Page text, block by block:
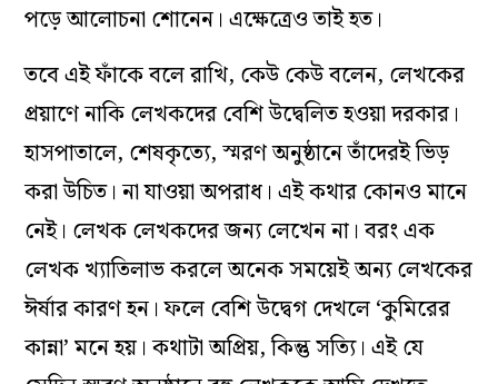
পড়ে আলোচনা শোনেন। এক্ষেত্রেও তাই হত।
তবে এই ফাঁকে বলে রাখি, কেউ কেউ বলেন, লেখকের
প্রয়াণে নাকি লেখকদের বেশি উদ্বেলিত হওয়া দরকার।
হাসপাতালে, শেষকৃত্যে, স্মরণ অনুষ্ঠানে তাঁদেরই ভিড়
করা উচিত। না যাওয়া অপরাধ। এই কথার কোনও মানে
নেই। লেখক লেখকদের জন্য লেখেন না। বরং এক
লেখক খ্যাতিলাভ করলে অনেক সময়েই অন্য লেখকের
ঈর্ষার কারণ হন। ফলে বেশি উদ্বেগ দেখলে ‘‌কুমিরের
কান্না’‌ মনে হয়। কথাটা অপ্রিয়, কিন্তু সত্যি। এই যে